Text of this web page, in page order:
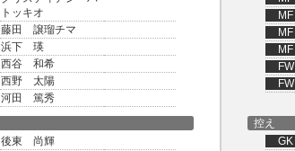
トッキオ
藤田 譲瑠チマ
浜下 瑛
西谷 和希
西野 太陽
河田 篤秀
MF
MF
MF
FW
FW
後東 尚輝
控え
GK